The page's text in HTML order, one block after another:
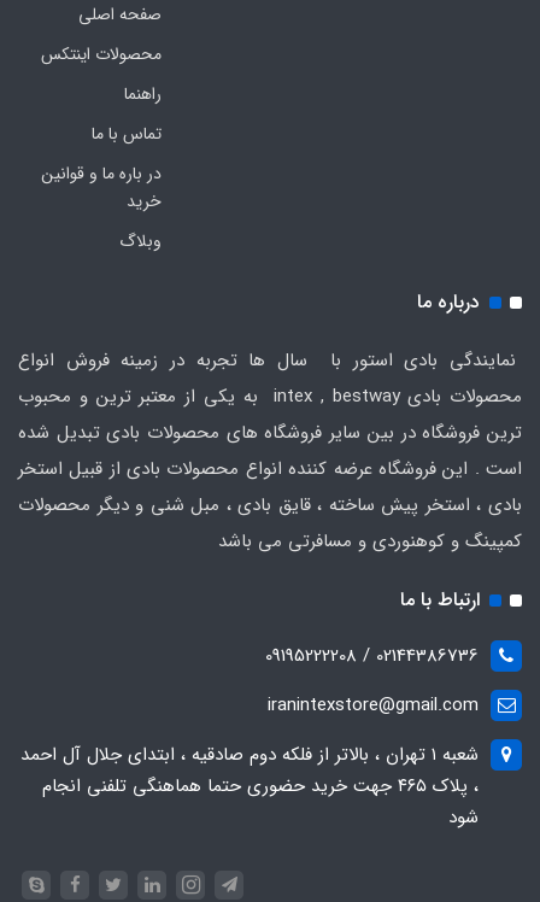
صفحه اصلی
محصولات اینتکس
راهنما
تماس با ما
در باره ما و قوانین
خرید
وبلاگ
درباره ما
نمایندگی بادی استور با سال ها تجربه در زمینه فروش انواع
محصولات بادی intex , bestway به یکی از معتبر ترین و محبوب
ترین فروشگاه در بین سایر فروشگاه های محصولات بادی تبدیل شده
است . این فروشگاه عرضه کننده انواع محصولات بادی از قبیل استخر
بادی ، استخر پیش ساخته ، قایق بادی ، مبل شنی و دیگر محصولات
کمپینگ و کوهنوردی و مسافرتی می باشد
ارتباط با ما
02144386736 / 09195222208
iranintexstore@gmail.com
شعبه ۱ تهران ، بالاتر از فلکه دوم صادقیه ، ابتدای جلال آل احمد
، پلاک ۴۶۵ جهت خرید حضوری حتما هماهنگی تلفنی انجام
شود